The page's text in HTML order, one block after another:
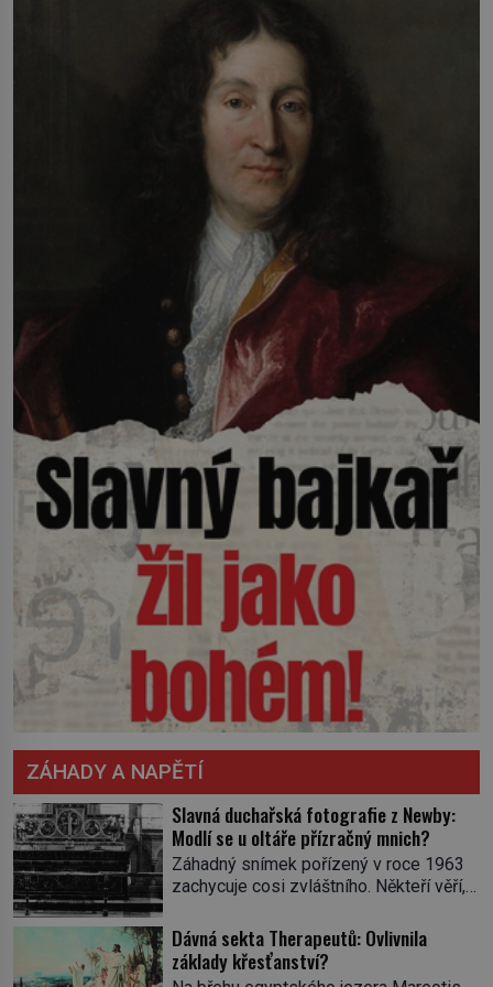
ZÁHADY A NAPĚTÍ
Slavná duchařská fotografie z Newby:
Modlí se u oltáře přízračný mnich?
Záhadný snímek pořízený v roce 1963
zachycuje cosi zvláštního. Někteří věří,
oltáře je duch mnicha ze 16. století s
bílým závojem přes obličej, který
pravděpodobně zakrývá lepru nebo jiné
Dávná sekta Therapeutů: Ovlivnila
základy křesťanství?